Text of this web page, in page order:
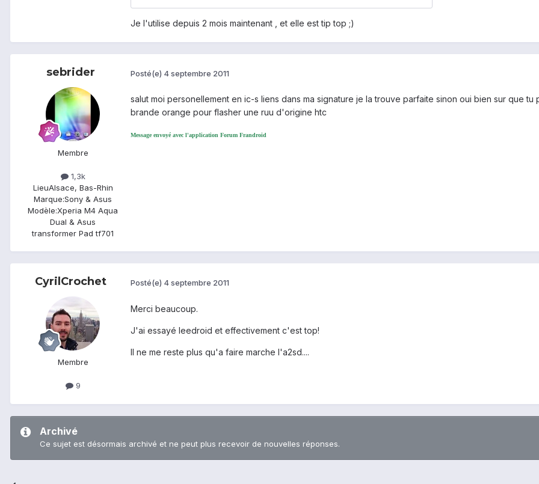
Je l'utilise depuis 2 mois maintenant , et elle est tip top ;)
sebrider
Membre
1,3k
LieuAlsace, Bas-Rhin
Marque:Sony & Asus
Modèle:Xperia M4 Aqua
Dual & Asus
transformer Pad tf701
Posté(e) 4 septembre 2011
salut moi personellement en ic-s liens dans ma signature je la trouve parfaite sinon oui bien sur que
brande orange pour flasher une ruu d'origine htc
Message envoyé avec l'application Forum Frandroid
CyrilCrochet
Membre
9
Posté(e) 4 septembre 2011
Merci beaucoup.
J'ai essayé leedroid et effectivement c'est top!
Il ne me reste plus qu'a faire marche l'a2sd....
Archivé
Ce sujet est désormais archivé et ne peut plus recevoir de nouvelles réponses.